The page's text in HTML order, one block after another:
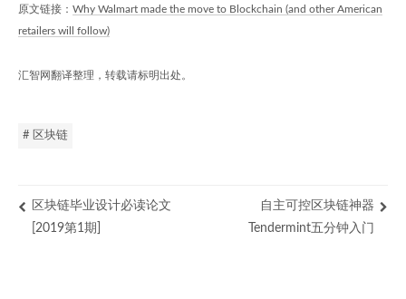
原文链接： Why Walmart made the move to Blockchain (and other American
retailers will follow)
汇智网翻译整理，转载请标明出处。
# 区块链
区块链毕业设计必读论文
[2019第1期]
自主可控区块链神器
Tendermint五分钟入门